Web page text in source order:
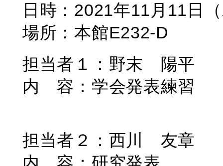
日時：2021年11月11日
場所：本館E232-D
担当者１：野末 陽平
内 容：学会発表練習
担当者２：西川 友章